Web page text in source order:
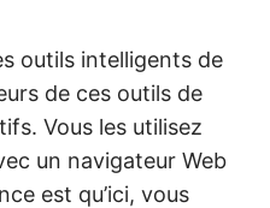
outils intelligents de
de ces outils de
Vous les utilisez
un navigateur Web
est qu’ici, vous